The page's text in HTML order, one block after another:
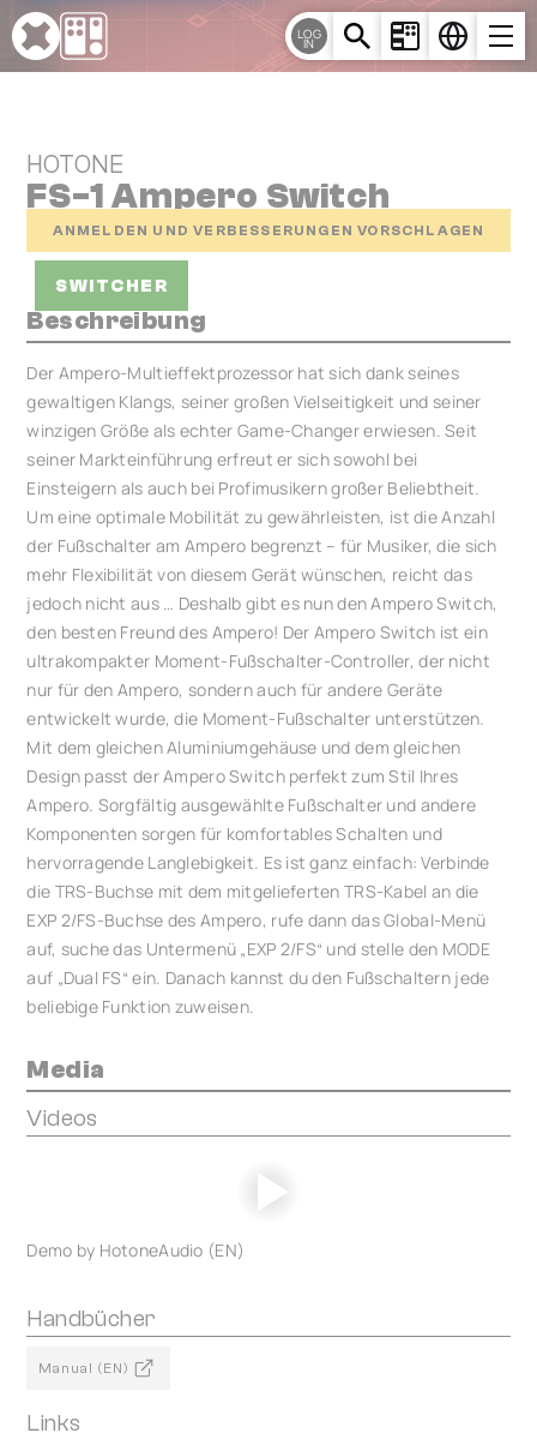
Cookie-Einstellungen
LOG
IN
HOTONE
FS-1 Ampero Switch
ANMELDEN UND VERBESSERUNGEN VORSCHLAGEN
SWITCHER
Beschreibung
Der Ampero-Multieffektprozessor hat sich dank seines
gewaltigen Klangs, seiner großen Vielseitigkeit und seiner
winzigen Größe als echter Game-Changer erwiesen. Seit
seiner Markteinführung erfreut er sich sowohl bei
Einsteigern als auch bei Profimusikern großer Beliebtheit.
Um eine optimale Mobilität zu gewährleisten, ist die Anzahl
der Fußschalter am Ampero begrenzt – für Musiker, die sich
mehr Flexibilität von diesem Gerät wünschen, reicht das
jedoch nicht aus … Deshalb gibt es nun den Ampero Switch,
den besten Freund des Ampero! Der Ampero Switch ist ein
ultrakompakter Moment-Fußschalter-Controller, der nicht
nur für den Ampero, sondern auch für andere Geräte
entwickelt wurde, die Moment-Fußschalter unterstützen.
Mit dem gleichen Aluminiumgehäuse und dem gleichen
Design passt der Ampero Switch perfekt zum Stil Ihres
Ampero. Sorgfältig ausgewählte Fußschalter und andere
Komponenten sorgen für komfortables Schalten und
hervorragende Langlebigkeit. Es ist ganz einfach: Verbinde
die TRS-Buchse mit dem mitgelieferten TRS-Kabel an die
EXP 2/FS-Buchse des Ampero, rufe dann das Global-Menü
auf, suche das Untermenü „EXP 2/FS“ und stelle den MODE
auf „Dual FS“ ein. Danach kannst du den Fußschaltern jede
beliebige Funktion zuweisen.
Media
Videos
Demo by HotoneAudio (EN)
Handbücher
Manual (EN)
Links